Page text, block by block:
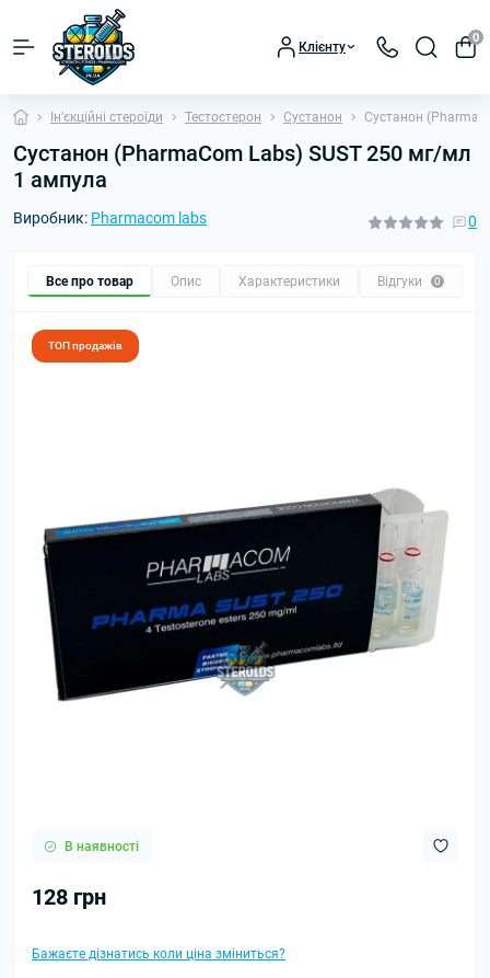
Клієнту
0
Ін'єкційні стероїди Тестостерон Сустанон Сустанон
Сустанон (PharmaCom Labs) SUST 250 мг/мл
1 ампула
Виробник: Pharmacom labs 0
Все про товар Опис Характеристики Відгуки 0
ТОП продажів
В наявності
128 грн
Бажаєте дізнатись коли ціна зміниться?